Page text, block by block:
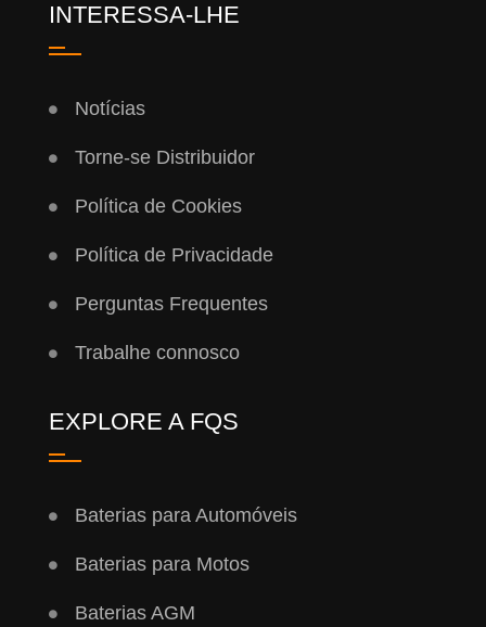
INTERESSA-LHE
Notícias
Torne-se Distribuidor
Política de Cookies
Política de Privacidade
Perguntas Frequentes
Trabalhe connosco
EXPLORE A FQS
Baterias para Automóveis
Baterias para Motos
Baterias AGM